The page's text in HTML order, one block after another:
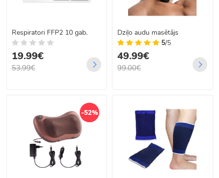
Respiratori FFP2 10 gab.
19.99€
53.99€
Dziļo audu masētājs
5/5
49.99€
99.00€
-52%